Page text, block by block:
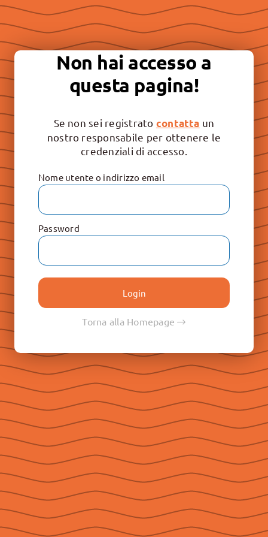
Non hai accesso a
questa pagina!
Se non sei registrato contatta un
nostro responsabile per ottenere le
credenziali di accesso.
Nome utente o indirizzo email
Password
Torna alla Homepage
Essere “buona stampa” per
continuare a promuovere la
libertà e il rispetto dei valori
irrinunciabili: Vita, Famiglia e
Don Paolo Albera
Don Pietro Ricaldone
Don Renato Ziggiotti
Le Raccolte
Don Egidio Viganò
Don Juan E. Vecchi
Don Pasqual V. Chavez
Don Ángel F. Artime
Don Fabio Attard
Social
Seguici su Facebook
Seguici su Instagram
Seguici su YouTube